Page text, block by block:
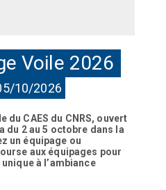
Voile 2026
10/2026
du CAES du CNRS, ouvert
du 2 au 5 octobre dans la
un équipage ou
aux équipages pour
à l’ambiance